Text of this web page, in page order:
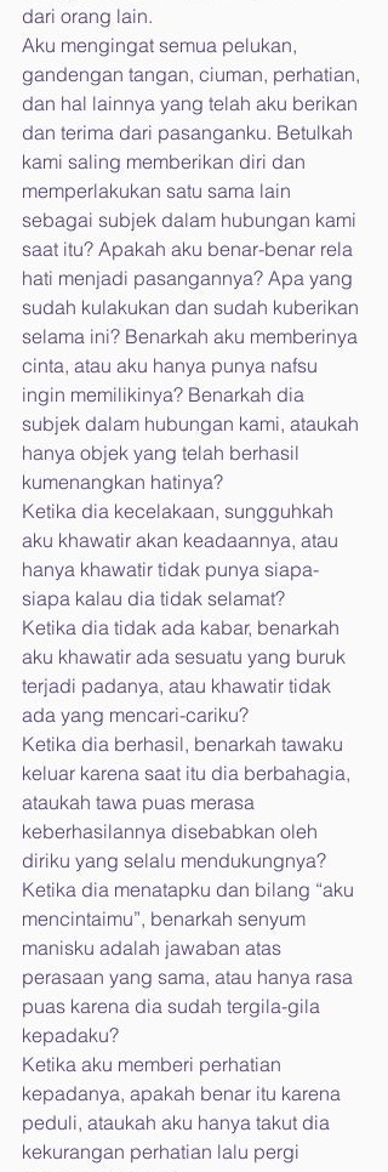
dari orang lain.
Aku mengingat semua pelukan,
gandengan tangan, ciuman, perhatian,
dan hal lainnya yang telah aku berikan
dan terima dari pasanganku. Betulkah
kami saling memberikan diri dan
memperlakukan satu sama lain
sebagai subjek dalam hubungan kami
saat itu? Apakah aku benar-benar rela
hati menjadi pasangannya? Apa yang
sudah kulakukan dan sudah kuberikan
selama ini? Benarkah aku memberinya
cinta, atau aku hanya punya nafsu
ingin memilikinya? Benarkah dia
subjek dalam hubungan kami, ataukah
hanya objek yang telah berhasil
kumenangkan hatinya?
Ketika dia kecelakaan, sungguhkah
aku khawatir akan keadaannya, atau
hanya khawatir tidak punya siapa-
siapa kalau dia tidak selamat?
Ketika dia tidak ada kabar, benarkah
aku khawatir ada sesuatu yang buruk
terjadi padanya, atau khawatir tidak
ada yang mencari-cariku?
Ketika dia berhasil, benarkah tawaku
keluar karena saat itu dia berbahagia,
ataukah tawa puas merasa
keberhasilannya disebabkan oleh
diriku yang selalu mendukungnya?
Ketika dia menatapku dan bilang “aku
mencintaimu”, benarkah senyum
manisku adalah jawaban atas
perasaan yang sama, atau hanya rasa
puas karena dia sudah tergila-gila
kepadaku?
Ketika aku memberi perhatian
kepadanya, apakah benar itu karena
peduli, ataukah aku hanya takut dia
kekurangan perhatian lalu pergi